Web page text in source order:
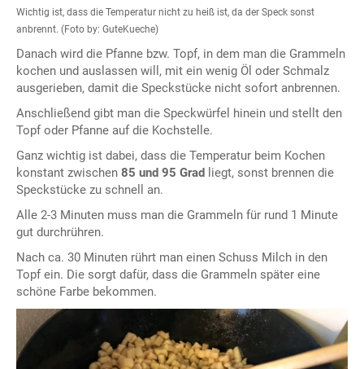
Wichtig ist, dass die Temperatur nicht zu heiß ist, da der Speck sonst
anbrennt. (Foto by: GuteKueche)
Danach wird die Pfanne bzw. Topf, in dem man die Grammeln
kochen und auslassen will, mit ein wenig Öl oder Schmalz
ausgerieben, damit die Speckstücke nicht sofort anbrennen.
Anschließend gibt man die Speckwürfel hinein und stellt den
Topf oder Pfanne auf die Kochstelle.
Ganz wichtig ist dabei, dass die Temperatur beim Kochen
konstant zwischen 85 und 95 Grad
liegt, sonst brennen die
Speckstücke zu schnell an.
Alle 2-3 Minuten muss man die Grammeln für rund 1 Minute
gut durchrühren.
Nach ca. 30 Minuten rührt man einen Schuss Milch in den
Topf ein. Die sorgt dafür, dass die Grammeln später eine
schöne Farbe bekommen.